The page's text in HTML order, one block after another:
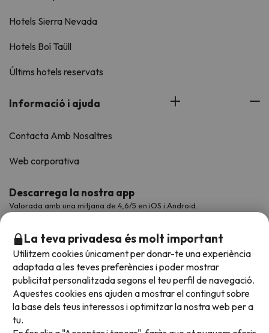
Hotels Sierra Nevada
Hotels Boí Taüll
Últims hotels reservats
Informació i ajuda
Contacta Amb Nosaltres
Web corporativa
Descarrega la nostra app
Valorada amb una mitjana de 4,6/5 en iOS i Android.
La teva privadesa és molt important
Utilitzem cookies únicament per donar-te una experiència
adaptada a les teves preferències i poder mostrar
publicitat personalitzada segons el teu perfil de navegació.
Aquestes cookies ens ajuden a mostrar el contingut sobre
la base dels teus interessos i optimitzar la nostra web per a
tu.